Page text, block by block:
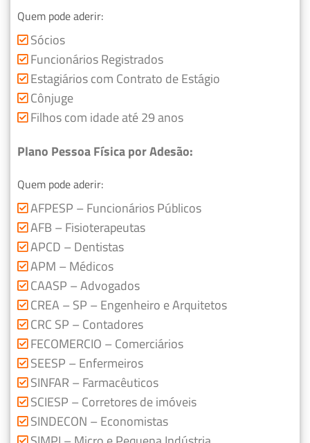
Quem pode aderir:
Sócios
Funcionários Registrados
Estagiários com Contrato de Estágio
Cônjuge
Filhos com idade até 29 anos
Plano Pessoa Física por Adesão:
Quem pode aderir:
AFPESP – Funcionários Públicos
AFB – Fisioterapeutas
APCD – Dentistas
APM – Médicos
CAASP – Advogados
CREA – SP – Engenheiro e Arquitetos
CRC SP – Contadores
FECOMERCIO – Comerciários
SEESP – Enfermeiros
SINFAR – Farmacêuticos
SCIESP – Corretores de imóveis
SINDECON – Economistas